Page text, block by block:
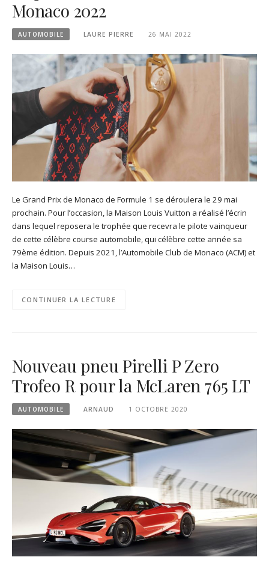
Monaco 2022
AUTOMOBILE LAURE PIERRE 26 MAI 2022
Le Grand Prix de Monaco de Formule 1 se déroulera le 29 mai
prochain. Pour l’occasion, la Maison Louis Vuitton a réalisé l’écrin
dans lequel reposera le trophée que recevra le pilote vainqueur
de cette célèbre course automobile, qui célèbre cette année sa
79ème édition. Depuis 2021, l’Automobile Club de Monaco (ACM) et
la Maison Louis…
CONTINUER LA LECTURE
Nouveau pneu Pirelli P Zero
Trofeo R pour la McLaren 765 LT
AUTOMOBILE ARNAUD 1 OCTOBRE 2020